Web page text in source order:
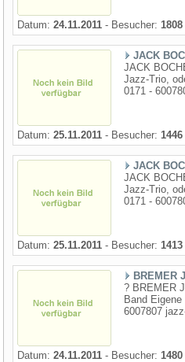
Datum: 24.11.2011 - Besucher: 1808
JACK
JACK
Jazz-Trio,
0171 -
Datum: 25.11.2011 - Besucher: 1446
JACK
JACK
Jazz-Trio,
0171 -
Datum: 25.11.2011 - Besucher: 1413
BREMER
? BREMER
Band
6007807
Datum: 24.11.2011 - Besucher: 1480